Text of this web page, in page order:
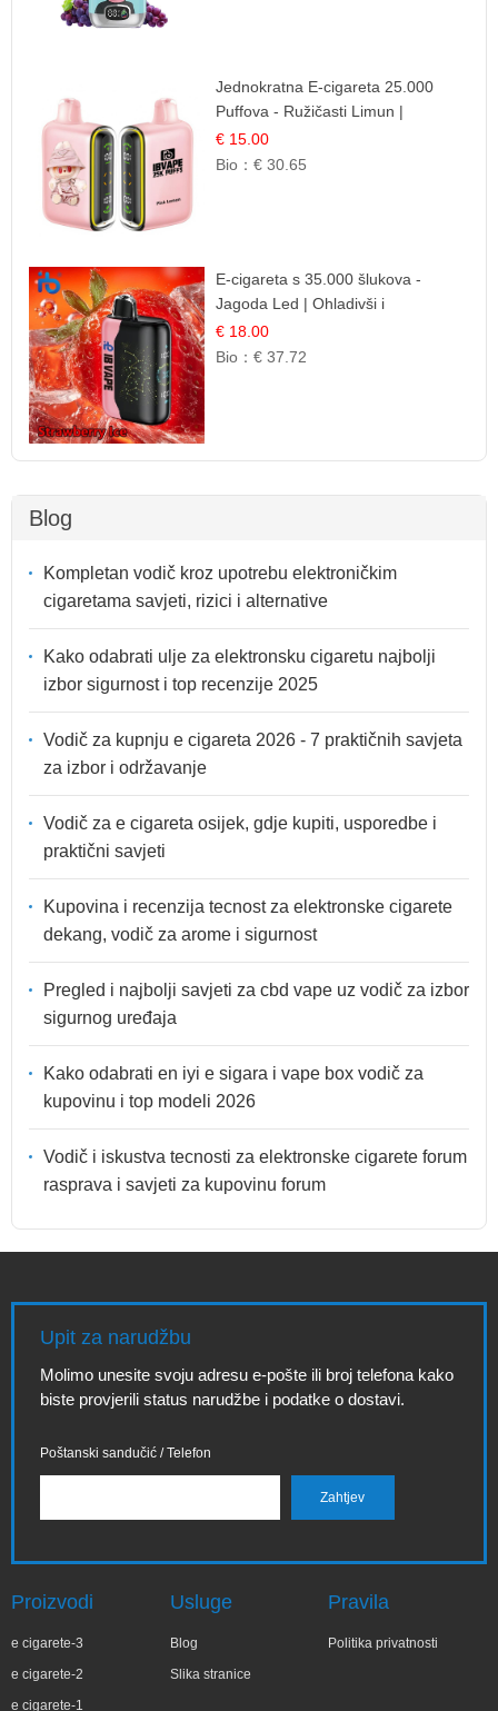
Jednokratna E-cigareta 25.000
Puffova - Ružičasti Limun |
Osježavajuća Citrusna Aroma
€ 15.00
Bio：€ 30.65
E-cigareta s 35.000 šlukova -
Jagoda Led | Ohladivši i
Osježavajući Okus
€ 18.00
Bio：€ 37.72
Blog
Kompletan vodič kroz upotrebu elektroničkim
cigaretama savjeti, rizici i alternative
Kako odabrati ulje za elektronsku cigaretu najbolji
izbor sigurnost i top recenzije 2025
Vodič za kupnju e cigareta 2026 - 7 praktičnih savjeta
za izbor i održavanje
Vodič za e cigareta osijek, gdje kupiti, usporedbe i
praktični savjeti
Kupovina i recenzija tecnost za elektronske cigarete
dekang, vodič za arome i sigurnost
Pregled i najbolji savjeti za cbd vape uz vodič za izbor
sigurnog uređaja
Kako odabrati en iyi e sigara i vape box vodič za
kupovinu i top modeli 2026
Vodič i iskustva tecnosti za elektronske cigarete forum
rasprava i savjeti za kupovinu forum
Upit za narudžbu
Molimo unesite svoju adresu e-pošte ili broj telefona kako
biste provjerili status narudžbe i podatke o dostavi.
Poštanski sandučić / Telefon
Proizvodi
e cigarete-3
e cigarete-2
e cigarete-1
Usluge
Blog
Slika stranice
Pravila
Politika privatnosti